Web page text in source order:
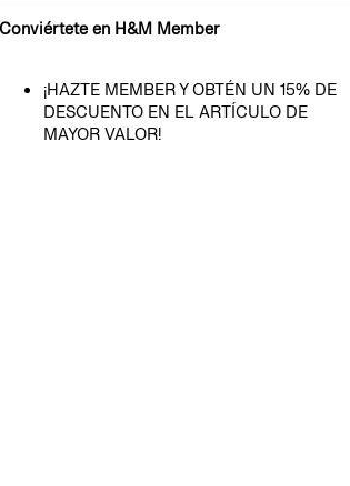
Conviértete en H&M Member
¡HAZTE MEMBER Y OBTÉN UN 15% DE
DESCUENTO EN EL ARTÍCULO DE
MAYOR VALOR!